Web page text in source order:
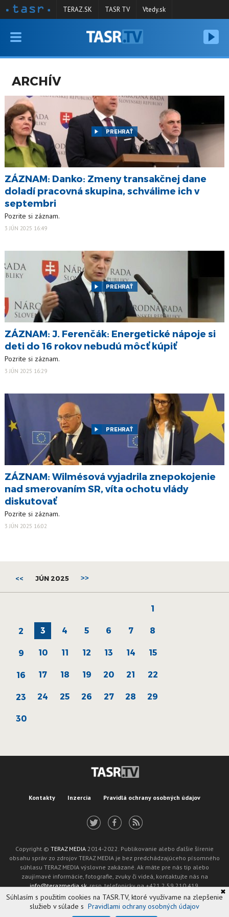
VYSIELANIE
SPRAVODAJSTVO
KONTAKT
ARCHÍV
TERAZ.SK TASR TV Vtedy.sk
ARCHÍV
PREHRAŤ
ZÁZNAM: Danko: Zmeny transakčnej dane
doladí pracovná skupina, schválime ich v
septembri
Pozrite si záznam.
3 JÚN 2025 16:49
PREHRAŤ
ZÁZNAM: J. Ferenčák: Energetické nápoje si
deti do 16 rokov nebudú môcť kúpiť
Pozrite si záznam.
3 JÚN 2025 16:29
PREHRAŤ
ZÁZNAM: Wilmésová vyjadrila znepokojenie
nad smerovaním SR, víta ochotu vlády
diskutovať
Pozrite si záznam.
3 JÚN 2025 16:02
<< JÚN 2025 >>
1
2 3 4 5 6 7 8
9 10 11 12 13 14 15
16 17 18 19 20 21 22
23 24 25 26 27 28 29
30
Kontakty Inzercia Pravidlá ochrany osobných údajov
Copyright © TERAZ MEDIA 2014-2022. Publikovanie alebo ďalšie šírenie
obsahu správ zo zdrojov TERAZ MEDIA je bez predchádzajúceho písomného
súhlasu TERAZ MEDIA výslovne zakázané. Ak máte pre nás tip alebo
zaujímavé informácie, fotografie, zvuky či videá, kontaktujte nás na
info@terazmedia.sk, resp. telefonicky na +421 2 59 210 419.
Žiadosť o zverejnenie opravy v zmysle zákona o publikáciách je možné zaslať
na adresu oprava@tasr.sk.
Súhlasím s použitím cookies na TASR.TV, ktoré využívame na zlepšenie
služieb v súlade s Pravidlami ochrany osobných údajov
✖